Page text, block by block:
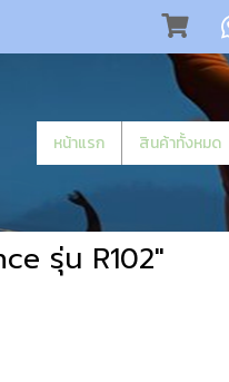
หน้าแรก สินค้าทั้งหมด
รุ่น R102"